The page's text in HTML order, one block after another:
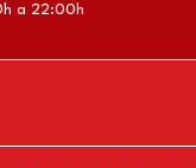
a 22:00h